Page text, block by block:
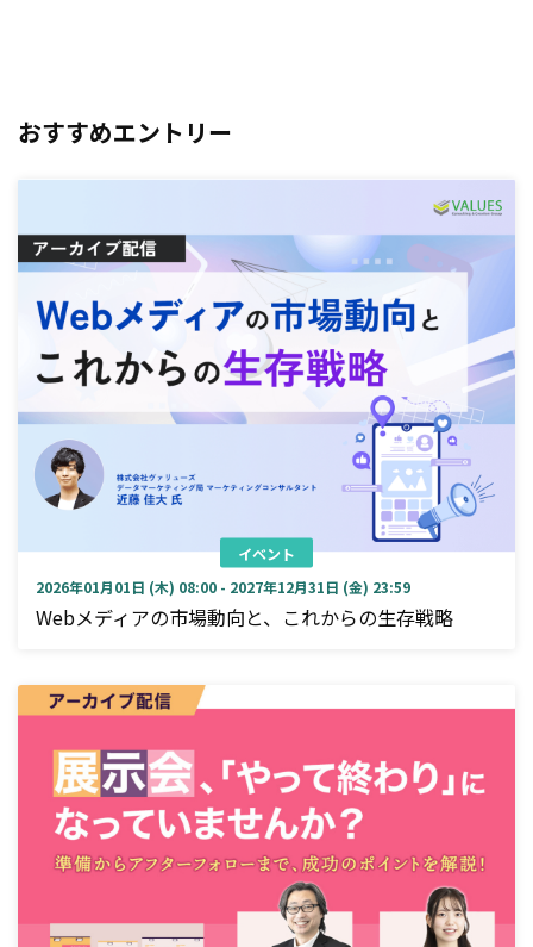
おすすめエントリー
イベント
2026年01月01日 (木) 08:00 - 2027年12月31日 (金) 23:59
Webメディアの市場動向と、これからの生存戦略